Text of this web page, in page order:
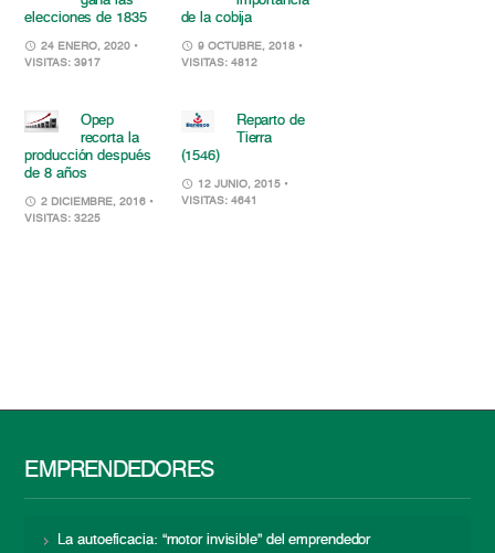
elecciones de 1835
24 ENERO, 2020 •
VISITAS: 3917
de la cobija
9 OCTUBRE, 2018 •
VISITAS: 4812
Opep
recorta la
producción después
de 8 años
2 DICIEMBRE, 2016 •
VISITAS: 3225
Reparto de
Tierra
(1546)
12 JUNIO, 2015 •
VISITAS: 4641
EMPRENDEDORES
La autoeficacia: “motor invisible” del emprendedor